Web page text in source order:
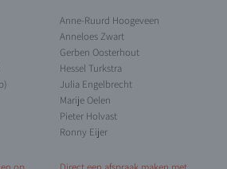
Anne-Ruurd Hoogeveen
Anneloes Zwart
Gerben Oosterhout
Hessel Turkstra
Julia Engelbrecht
Marije Oelen
Pieter Holvast
Ronny Eijer